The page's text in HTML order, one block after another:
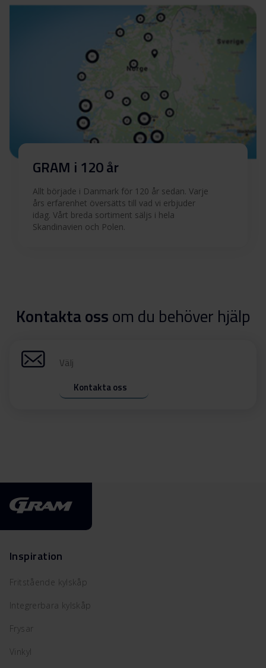
GRAM i 120 år
Allt började i Danmark för 120 år sedan. Varje
års erfarenhet översätts till vad vi erbjuder
idag. Vårt breda sortiment säljs i hela
Skandinavien och Polen.
Kontakta ossom du behöver hjälp
Välj
Kontakta oss
Inspiration
Fritstående kylskåp
Integrerbara kylskåp
Frysar
Vinkyl